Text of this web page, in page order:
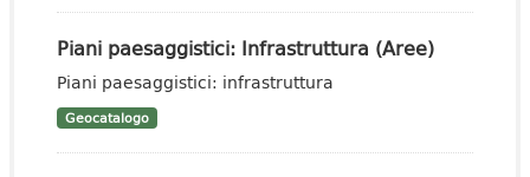
Piani paesaggistici: Infrastruttura (Aree)
Piani paesaggistici: infrastruttura
Geocatalogo